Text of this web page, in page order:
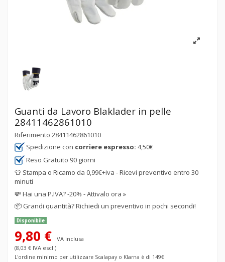
Guanti da Lavoro Blaklader in pelle
28411462861010
Riferimento 28411462861010
Spedizione con corriere espresso: 4,50€
Reso Gratuito 90 giorni
👕 Stampa o Ricamo da 0,99€+iva - Ricevi preventivo entro 30
minuti
💸Hai una P.IVA? -20% - Attivalo ora »
📦 Grandi quantità? Richiedi un preventivo in pochi secondi!
Disponibile
9,80 € IVA inclusa
(8,03 € IVA escl.)
L'ordine minimo per utilizzare Scalapay o Klarna è di 149€